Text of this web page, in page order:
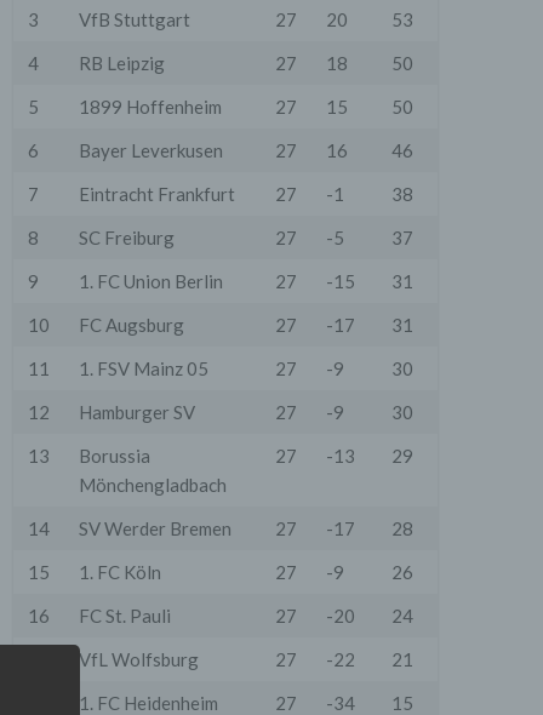
3
VfB Stuttgart 27 20
53
4
RB Leipzig 27 18
50
5
1899 Hoffenheim 27 15
50
6
Bayer Leverkusen 27 16
46
7
Eintracht Frankfurt 27 -1
38
8
SC Freiburg 27 -5
37
9
1. FC Union Berlin 27 -15
31
10
FC Augsburg 27 -17
31
11
1. FSV Mainz 05 27 -9
30
12
Hamburger SV 27 -9
30
13
Borussia
Mönchengladbach
27 -13 29
14 SV Werder Bremen 27 -17
28
15
1. FC Köln 27 -9
26
16
FC St. Pauli 27 -20
24
VfL Wolfsburg 27 -22
21
1. FC Heidenheim
27 -34 15